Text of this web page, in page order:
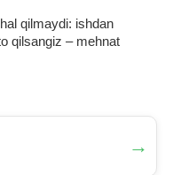
qilmaydi: ishdan
qilsangiz – mehnat
→